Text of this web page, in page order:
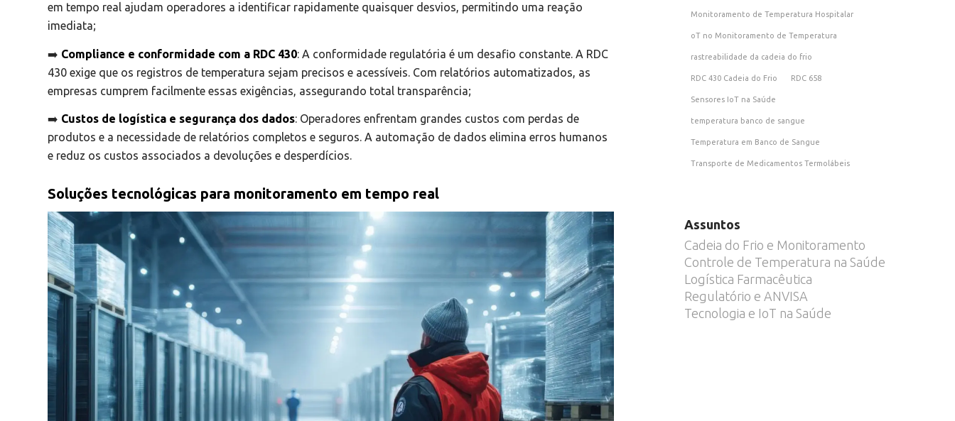
em tempo real ajudam operadores a identificar rapidamente quaisquer desvios, permitindo uma reação
imediata;
➡️ Compliance e conformidade com a RDC 430: A conformidade regulatória é um desafio constante. A RDC
430 exige que os registros de temperatura sejam precisos e acessíveis. Com relatórios automatizados, as
empresas cumprem facilmente essas exigências, assegurando total transparência;
➡️ Custos de logística e segurança dos dados: Operadores enfrentam grandes custos com perdas de
produtos e a necessidade de relatórios completos e seguros. A automação de dados elimina erros humanos
e reduz os custos associados a devoluções e desperdícios.
Soluções tecnológicas para monitoramento em tempo real
Monitoramento de Temperatura Hospitalar
oT no Monitoramento de Temperatura
rastreabilidade da cadeia do frio
RDC 430 Cadeia do Frio RDC 658
Sensores IoT na Saúde
temperatura banco de sangue
Temperatura em Banco de Sangue
Transporte de Medicamentos Termolábeis
Assuntos
Cadeia do Frio e Monitoramento
Controle de Temperatura na Saúde
Logística Farmacêutica
Regulatório e ANVISA
Tecnologia e IoT na Saúde